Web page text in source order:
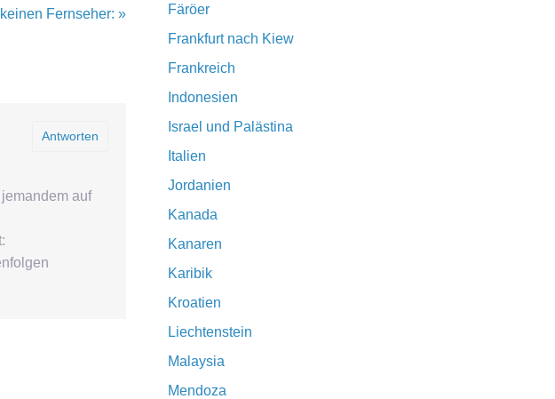
Fernseher: »
Antworten
auf
Färöer
Frankfurt nach Kiew
Frankreich
Indonesien
Israel und Palästina
Italien
Jordanien
Kanada
Kanaren
Karibik
Kroatien
Liechtenstein
Malaysia
Mendoza